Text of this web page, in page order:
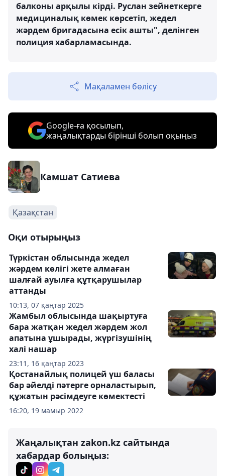
балконы арқылы кірді. Руслан зейнеткерге
медициналық көмек көрсетіп, жедел
жәрдем бригадасына есік ашты", делінген
полиция хабарламасында.
Мақаламен бөлісу
Google-ға қосылып,
жаңалықтарды бірінші болып оқыңыз
Камшат Сатиева
Қазақстан
Оқи отырыңыз
10:13, 07 қаңтар 2025
Түркістан облысында жедел
жәрдем көлігі жете алмаған
шалғай ауылға құтқарушылар
аттанды
23:11, 16 қаңтар 2023
Жамбыл облысында шақыртуға
бара жатқан жедел жәрдем жол
апатына ұшырады, жүргізушінің
халі нашар
16:20, 19 мамыр 2022
Қостанайлық полицей үш баласы
бар әйелді пәтерге орналастырып,
құжатын рәсімдеуге көмектесті
Жаңалықтан zakon.kz сайтында
хабардар болыңыз: